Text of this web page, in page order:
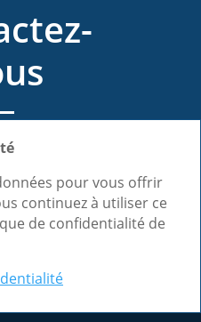
du contenu web et
pages de services
que celui-ci soit
seule chance
de vos lecteurs.
de faire
et blog .
pour vous offrir
continuez à utiliser ce
de confidentialité de